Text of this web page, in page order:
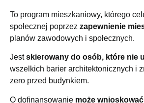
To program mieszkaniowy, którego
społecznej poprzez zapewnienie
planów zawodowych i społecznych.
Jestskierowany do osób, które nie
wszelkich barier architektonicznych i
zero przed budynkiem.
O dofinansowanie może